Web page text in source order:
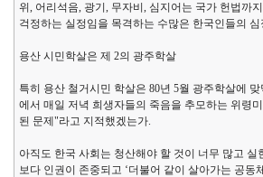
위, 어리석음, 광기, 무자비, 심지어는 국가 헌법까
걱정하는 실정임을 목격하는 수많은 한국인들의
용산 시민학살은 제 2의 광주학살
특히 용산 철거시민 학살은 80년 5월 광주학살에
에서 매일 저녁 희생자들의 죽음을 추모하는 위령
된 문제"라고 지적했겠는가.
아직도 한국 사회는 청산해야 할 것이 너무 많고
보다 인권이 존중되고 ‘더불어 같이 살아가는 공